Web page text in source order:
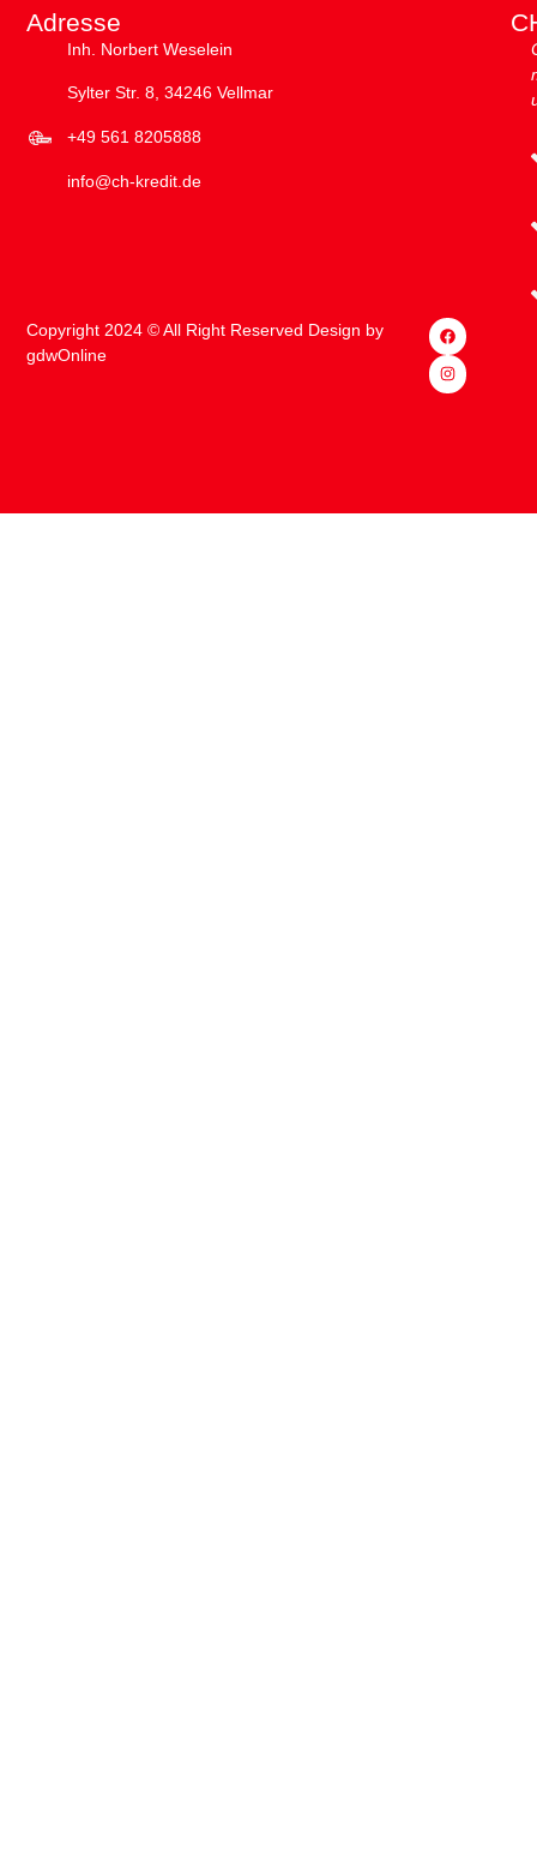
Adresse
Inh. Norbert Weselein
Sylter Str. 8, 34246 Vellmar
+49 561 8205888
info@ch-kredit.de
Copyright 2024 © All Right Reserved Design by
gdwOnline